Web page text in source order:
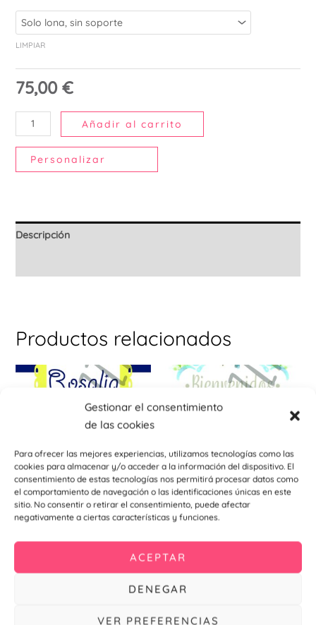
Gestionar el consentimiento
de las cookies
Para ofrecer las mejores experiencias, utilizamos tecnologías como las
cookies para almacenar y/o acceder a la información del dispositivo. El
consentimiento de estas tecnologías nos permitirá procesar datos como
el comportamiento de navegación o las identificaciones únicas en este
sitio. No consentir o retirar el consentimiento, puede afectar
negativamente a ciertas características y funciones.
ACEPTAR
DENEGAR
VER PREFERENCIAS
LIMPIAR
75,00 €
Añadir al carrito
Personalizar
Descripción
Productos relacionados
Bodas
4mm de 160×60 cm
Bodas
cartón 4mm de 160×60 cm
21,00